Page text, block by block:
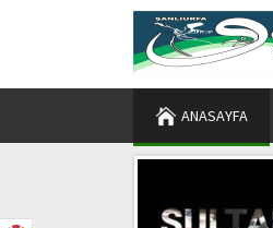
ANASAYFA